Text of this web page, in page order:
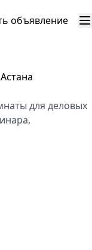
объявление
Астана
для деловых